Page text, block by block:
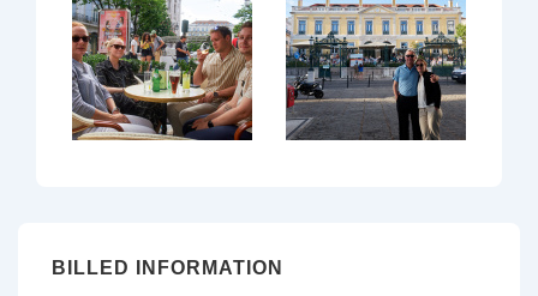
BILLED INFORMATION